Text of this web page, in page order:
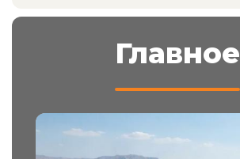
Главное